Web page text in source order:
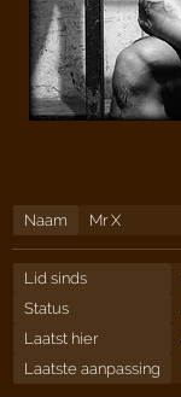
Naam Mr X
Lid sinds
Status
Laatst hier
Laatste aanpassing